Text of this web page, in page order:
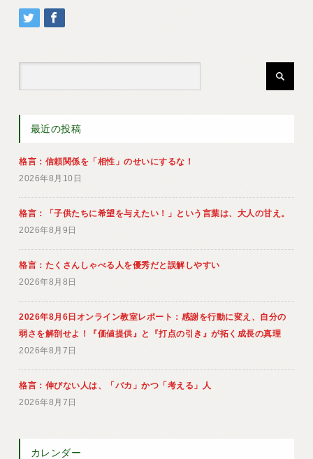
最近の投稿
格言：信頼関係を「相性」のせいにするな！
2026年8月10日
格言：「子供たちに希望を与えたい！」という言葉は、大人の甘え。
2026年8月9日
格言：たくさんしゃべる人を優秀だと誤解しやすい
2026年8月8日
2026年8月6日オンライン教室レポート：感謝を行動に変え、自分の
弱さを解剖せよ！『価値提供』と『打点の引き』が拓く成長の真理
2026年8月7日
格言：伸びない人は、「バカ」かつ「考える」人
2026年8月7日
カレンダー